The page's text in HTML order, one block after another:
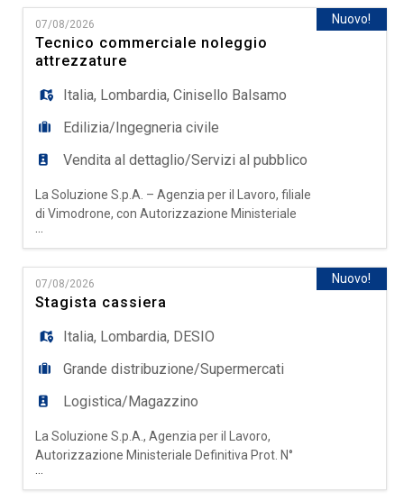
del noleggio di attrezzature professionali per
edilizia, industria e cantieristica una risorsa da
inserire come: Tecnico commerciale noleggio
attrezzature L
07/08/2026
Tecnico commerciale noleggio
attrezzature
Italia, Lombardia,Cinisello Balsamo
Edilizia/Ingegneria civile
Vendita al dettaglio/Servizi al pubblico
La Soluzione S.p.A. – Agenzia per il Lavoro, filiale
di Vimodrone, con Autorizzazione Ministeriale
Definitiva Prot. N° 0000518 del 18/11/2025,
ricerca per azienda cliente operante nel settore
del noleggio di attrezzature professionali per
edilizia, industria e cantieristica una risorsa da
inserire come: Tecnico commerciale noleggio
Nuovo!
07/08/2026
Stagista cassiera
Italia, Lombardia, DESIO
Grande distribuzione/Supermercati
Logistica/Magazzino
La Soluzione S.p.A., Agenzia per il Lavoro,
Autorizzazione Ministeriale Definitiva Prot. N°
0000518 del 18/11/2025, ricerca per conto
di RISPARMIO CASA, leader nel settore
Nuovo!